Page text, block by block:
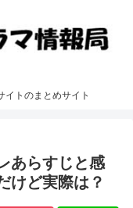
イトのまとめサイト
あらすじと感
けど実際は？